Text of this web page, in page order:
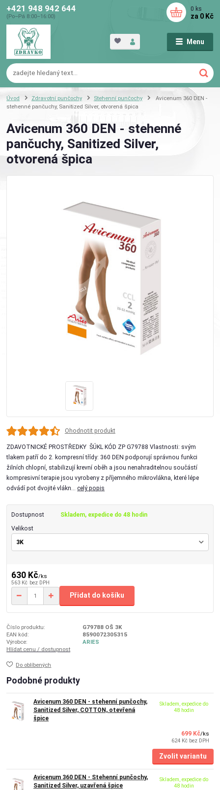
Menu
+421 948 942 644
(Po–Pá 8:00–16:00)
0 ks
za 0 Kč
Úvod Zdravotní punčochy Stehenní punčochy
Avicenum 360 DEN -
stehenné pančuchy, Sanitized Silver, otvorená špica
Avicenum 360 DEN - stehenné
pančuchy, Sanitized Silver,
otvorená špica
Ohodnotit produkt
ZDAVOTNICKÉ PROSTŘEDKY ŠÚKL KÓD ZP G79788 Vlastnosti: svým
tlakem patří do 2. kompresní třídy: 360 DEN podporují správnou funkci
žilních chlopní, stabilizují krevní oběh a jsou nenahraditelnou součástí
kompresivní terapie jsou vyrobeny z příjemného mikrovlákna, které lépe
odvádí pot dvojité vlákn...celý popis
Dostupnost Skladem, expedice do 48 hodin
Velikost
630 Kč/ks
563 Kč bez DPH
Přidat do košíku
Číslo produktu:
G79788 OŠ 3K
EAN kód:
8590072305315
Výrobce:
ARIES
Hlídat cenu / dostupnost
Do oblíbených
Podobné produkty
Avicenum 360 DEN - stehenní punčochy,
Sanitized Silver, COTTON, otevřená
špice
699 Kč/ks
624 Kč bez DPH
Skladem, expedice do
48 hodin
Zvolit variantu
Avicenum 360 DEN - Stehenní punčochy,
Sanitized Silver, uzavřená špice
Skladem, expedice do
48 hodin